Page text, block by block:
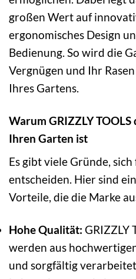
großen Wert auf
ergonomisches Design
Bedienung. So wird die
Vergnügen und Ihr
Ihres Gartens.
Warum GRIZZLY
Ihren Garten ist
Es gibt viele Gründe, sich
entscheiden. Hier sind
Vorteile, die die Marke
Hohe Qualität: GRIZZLY
werden aus
und sorgfältig